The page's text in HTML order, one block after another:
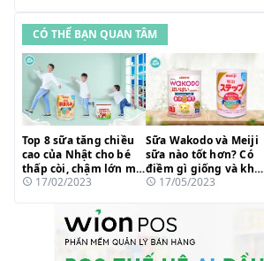
CÓ THỂ BẠN QUAN TÂM
Top 8 sữa tăng chiều
cao của Nhật cho bé
thấp còi, chậm lớn mẹ
tin dùng 2023
17/02/2023
Sữa Wakodo và Meiji
sữa nào tốt hơn? Có
điềm gì giống và khác
nhau?
17/05/2023